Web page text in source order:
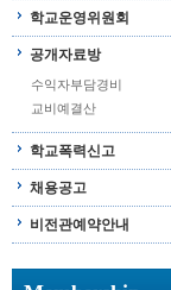
학교운영위원회
공개자료방
수익자부담경비
교비예결산
학교폭력신고
채용공고
비전관예약안내